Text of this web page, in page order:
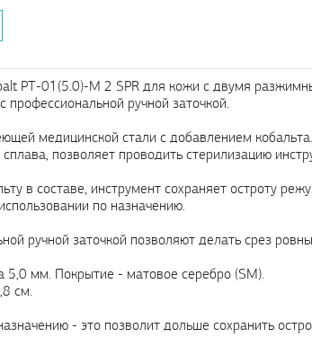
PT-01(5.0)-M 2 SPR для кожи с двумя
профессиональной ручной заточкой.
медицинской стали с добавлением
позволяет проводить стерилизацию
в составе, инструмент сохраняет остроту
по назначению.
ручной заточкой позволяют делать срез
5,0 мм. Покрытие - матовое серебро (SM).
см.
- это позволит дольше сохранить